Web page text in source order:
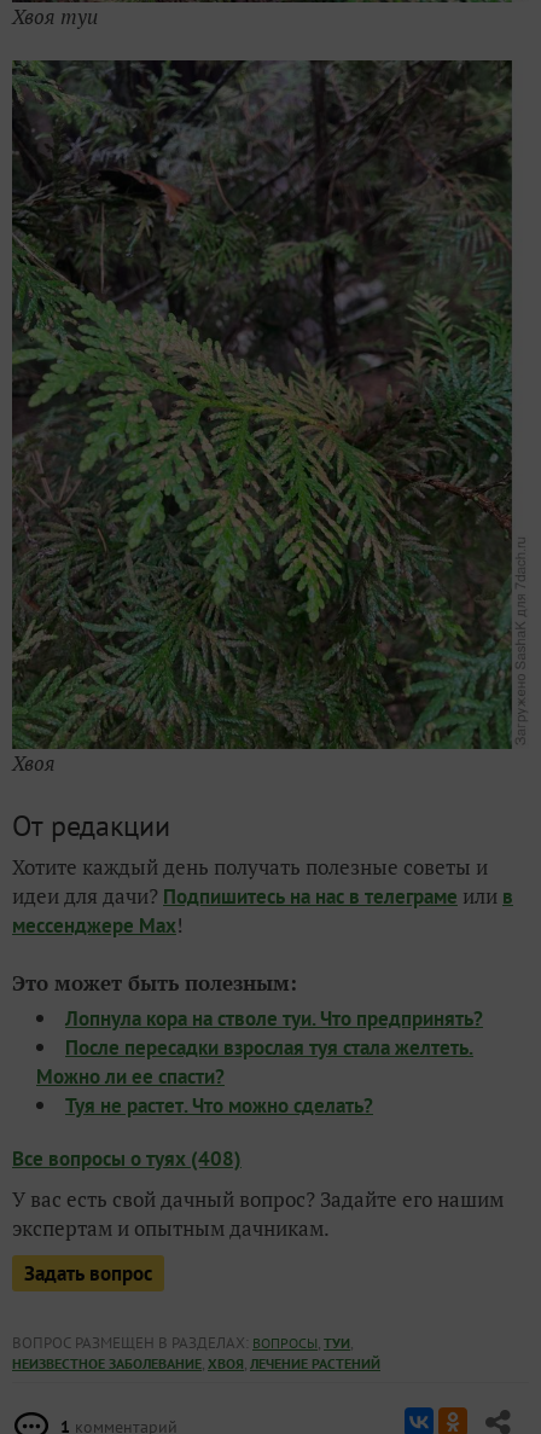
Хвоя туи
Хвоя
От редакции
Хотите каждый день получать полезные советы и
идеи для дачи? Подпишитесь на нас в телеграме или в
мессенджере Max!
Это может быть полезным:
Лопнула кора на стволе туи. Что предпринять?
После пересадки взрослая туя стала желтеть.
Можно ли ее спасти?
Туя не растет. Что можно сделать?
Все вопросы о туях (408)
У вас есть свой дачный вопрос? Задайте его нашим
экспертам и опытным дачникам.
Задать вопрос
ВОПРОС РАЗМЕЩЕН В РАЗДЕЛАХ: ВОПРОСЫ, ТУИ,
НЕИЗВЕСТНОЕ ЗАБОЛЕВАНИЕ, ХВОЯ, ЛЕЧЕНИЕ РАСТЕНИЙ
1 комментарий